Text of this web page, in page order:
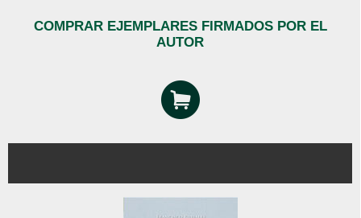
COMPRAR EJEMPLARES FIRMADOS POR EL
AUTOR